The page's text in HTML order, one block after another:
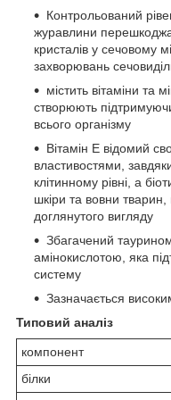
Контрольований
журавлини
кристалів у сечовому
захворювань
містить вітаміни та
створюють
всього організму
Вітамін Е відомий
властивостями,
клітинному рівні, а
шкіри та вовни
доглянутого вигляду
Збагачений
амінокислотою, яка
систему
Зазначається
Типовий аналіз
компонент
білки